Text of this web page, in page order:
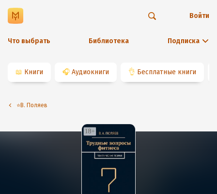
Что выбрать Библиотека Подписка
Войти
📖 Книги 🎧 Аудиокниги 👌 Бесплатные книги
⭐️В. Поляев